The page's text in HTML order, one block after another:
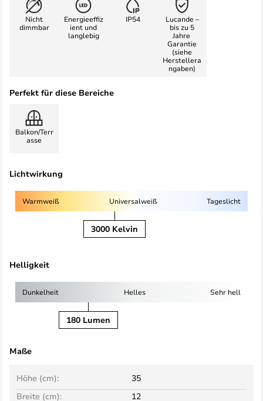
Nicht
dimmbar
Energieeffiz
ient und
langlebig
IP54
Lucande –
bis zu 5
Jahre
Garantie
(siehe
Herstellera
ngaben)
Perfekt für diese Bereiche
Balkon/Terr
asse
Lichtwirkung
Warmweiß Universalweiß Tageslicht
3000 Kelvin
Helligkeit
Dunkelheit Helles Sehr hell
180 Lumen
Maße
Breite (cm): 12
Höhe (cm): 35